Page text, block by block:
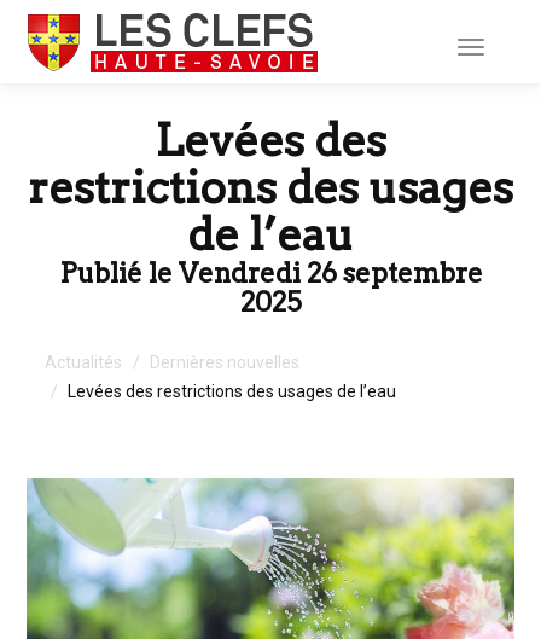
Toggle
Levées des
restrictions des usages
de l’eau
Publié le Vendredi 26 septembre
2025
Actualités
Dernières nouvelles
Levées des restrictions des usages de l’eau